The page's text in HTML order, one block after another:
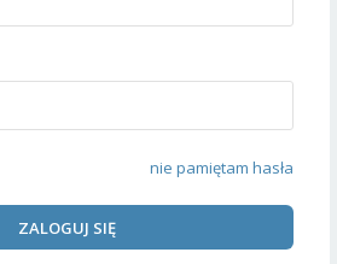
nie pamiętam hasła
ZALOGUJ SIĘ